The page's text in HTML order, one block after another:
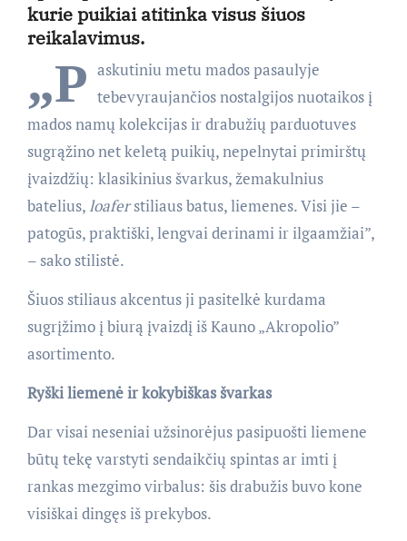
kurie puikiai atitinka visus šiuos
reikalavimus.
„P askutiniu metu mados pasaulyje
tebevyraujančios nostalgijos nuotaikos į
mados namų kolekcijas ir drabužių parduotuves
sugrąžino net keletą puikių, nepelnytai primirštų
įvaizdžių: klasikinius švarkus, žemakulnius
batelius, loaferstiliaus batus, liemenes. Visi jie –
patogūs, praktiški, lengvai derinami ir ilgaamžiai”,
– sako stilistė.
Šiuos stiliaus akcentus ji pasitelkė kurdama
sugrįžimo į biurą įvaizdį iš Kauno „Akropolio”
asortimento.
Ryški liemenė ir kokybiškas švarkas
Dar visai neseniai užsinorėjus pasipuošti liemene
būtų tekę varstyti sendaikčių spintas ar imti į
rankas mezgimo virbalus: šis drabužis buvo kone
visiškai dingęs iš prekybos.